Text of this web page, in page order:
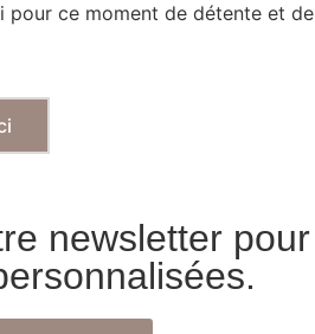
pour ce moment de détente et de
newsletter pour